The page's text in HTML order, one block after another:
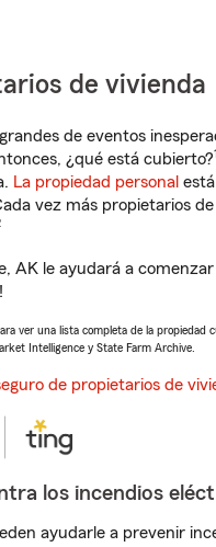
de vivienda
de eventos
¿qué está cubierto?1
La propiedad personal
vez más propietarios
AK le ayudará a
ver una lista completa de la propiedad
Intelligence y State Farm Archive.
de propietarios de
los incendios
ayudarle a prevenir